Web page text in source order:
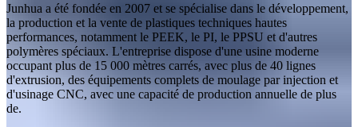
Junhua a été fondée en 2007 et se spécialise dans le développement,
la production et la vente de plastiques techniques hautes
performances, notamment le PEEK, le PI, le PPSU et d'autres
polymères spéciaux. L'entreprise dispose d'une usine moderne
occupant plus de 15 000 mètres carrés, avec plus de 40 lignes
d'extrusion, des équipements complets de moulage par injection et
d'usinage CNC, avec une capacité de production annuelle de plus
de.